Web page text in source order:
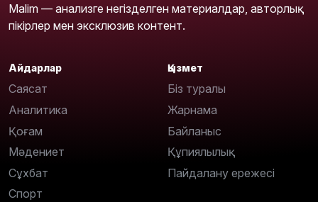
Malim — анализге негізделген материалдар, авторлық
пікірлер мен эксклюзив контент.
Айдарлар
Саясат
Аналитика
Қоғам
Мәдениет
Сұхбат
Спорт
Қызмет
Біз туралы
Жарнама
Байланыс
Құпиялылық
Пайдалану ережесі